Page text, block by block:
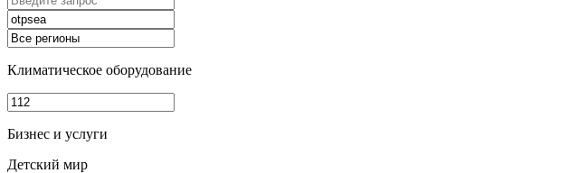
Климатическое оборудование
Бизнес и услуги
Детский мир